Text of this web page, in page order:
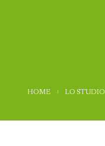
HOME LO STUDIO